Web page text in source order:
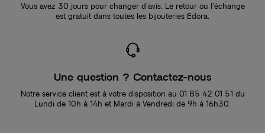
Vous avez 30 jours pour changer d’avis. Le retour ou l’échange
est gratuit dans toutes les bijouteries Edora.
Une question ? Contactez-nous
Notre service client est à votre disposition au 01 85 42 01 51 du
Lundi de 10h à 14h et Mardi à Vendredi de 9h à 16h30.